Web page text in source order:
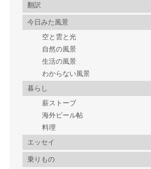
翻訳
今日みた風景
空と雲と光
自然の風景
生活の風景
わからない風景
暮らし
薪ストーブ
海外ビール帖
料理
エッセイ
乗りもの